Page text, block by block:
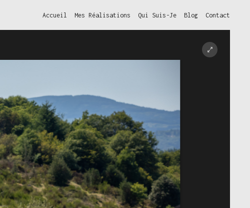
Accueil Mes Réalisations Qui Suis-Je Blog Contact